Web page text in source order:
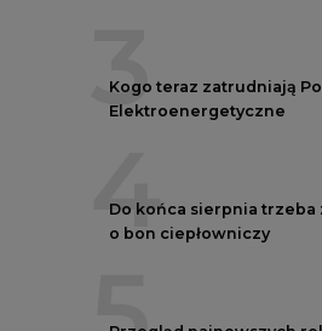
3
Kogo teraz zatrudniają
Elektroenergetyczne
4
Do końca sierpnia trzeba
o bon ciepłowniczy